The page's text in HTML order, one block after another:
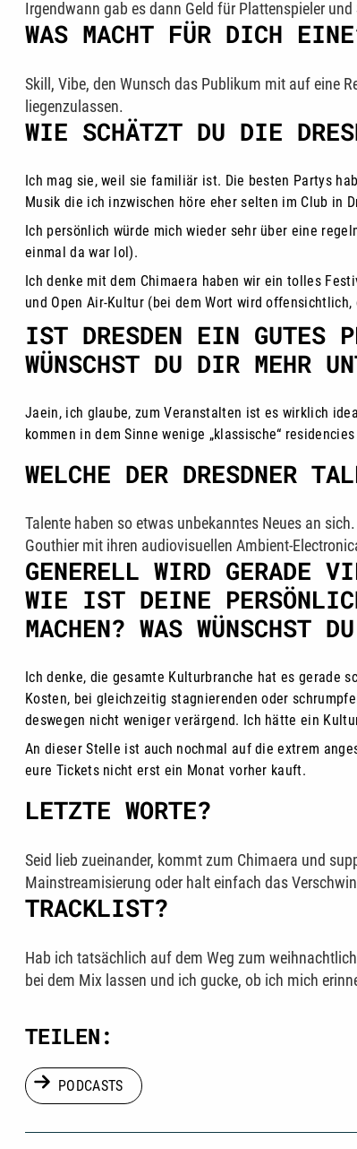
Irgendwann gab es dann Geld für Plattenspieler
WAS MACHT FÜR DICH
Skill, Vibe, den Wunsch das Publikum mit auf eine
liegenzulassen.
WIE SCHÄTZT DU DIE
Ich mag sie, weil sie familiär ist. Die besten Partys
Musik die ich inzwischen höre eher selten im Club in
Ich persönlich würde mich wieder sehr über eine
einmal da war lol).
Ich denke mit dem Chimaera haben wir ein tolles
und Open Air-Kultur (bei dem Wort wird
IST DRESDEN EIN GUTES
WÜNSCHST DU DIR MEHR
Jaein, ich glaube, zum Veranstalten ist es wirklich
kommen in dem Sinne wenige „klassische“
WELCHE DER DRESDNER
Talente haben so etwas unbekanntes Neues an
Gouthier mit ihren audiovisuellen Ambient-
GENERELL WIRD GERADE
WIE IST DEINE
MACHEN? WAS WÜNSCHST
Ich denke, die gesamte Kulturbranche hat es
Kosten, bei gleichzeitig stagnierenden oder
deswegen nicht weniger verärgend. Ich hätte ein
An dieser Stelle ist auch nochmal auf die extrem
eure Tickets nicht erst ein Monat vorher kauft.
LETZTE WORTE?
Seid lieb zueinander, kommt zum Chimaera und
Mainstreamisierung oder halt einfach das
TRACKLIST?
Hab ich tatsächlich auf dem Weg zum
bei dem Mix lassen und ich gucke, ob ich mich
TEILEN:
PODCASTS